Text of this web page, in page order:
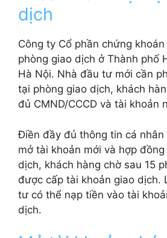
dịch
Công ty Cổ phần chứng
phòng giao dịch ở Thành phố
Hà Nội. Nhà đầu tư mới cần
tại phòng giao dịch, khách
đủ CMND/CCCD và tài khoản
Điền đầy đủ thông tin cá nhân
mở tài khoản mới và hợp
dịch, khách hàng chờ sau 15
được cấp tài khoản giao dịch.
tư có thể nạp tiền vào tài
dịch.